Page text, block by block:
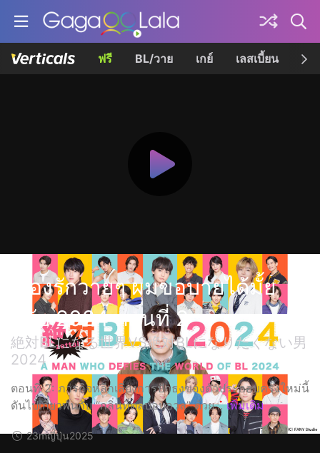
ฟรี BL/วาย เกย์ เลสเบี้ยน เค
เรื่องรักวายๆ ผมขอบายได้มั้ย
ครับ 2024 ตอนที่ 2
絶対BLになる世界VS絶対BLになりたくない男
2024
ตอนที่ 2: ภารกิจหลีกเลี่ยงการปักธงของตัวประกอบครั้งใหม่นี้
ดันไปเกี่ยวพันกับ “กลิ่นที่ตลบอบอวล” ด้วย... เพิ่มเติม
23mญี่ปุ่น2025